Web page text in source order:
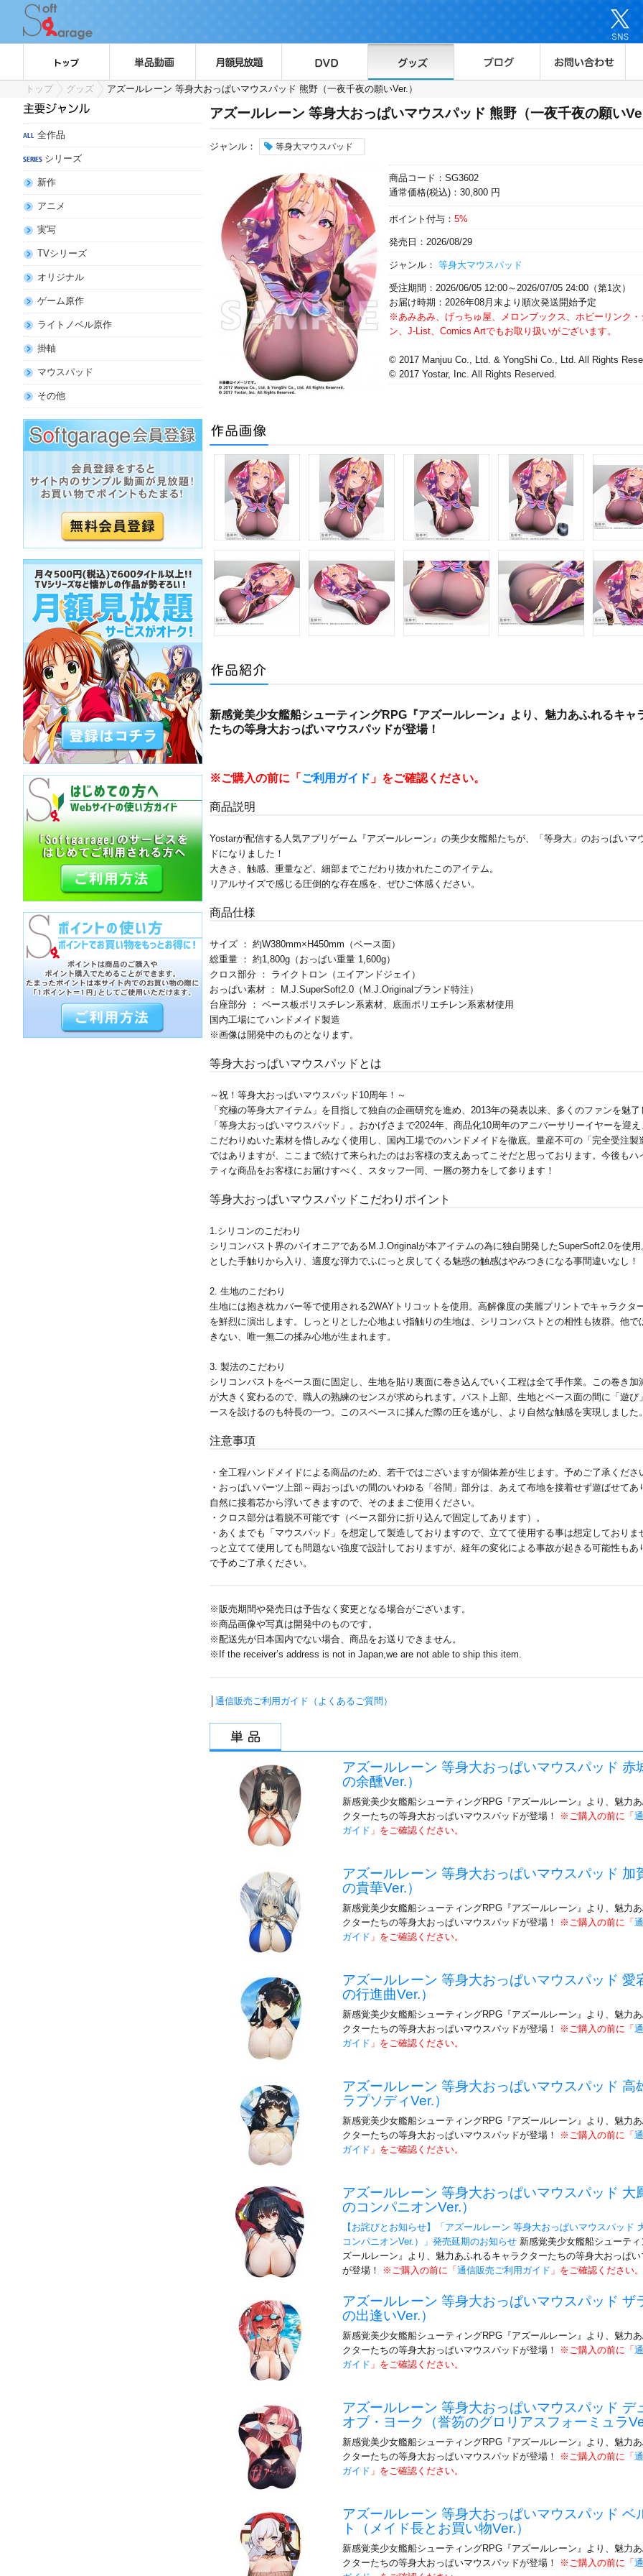
トップ グッズ アズールレーン 等身大おっぱいマウスパッド 熊野（一夜千夜の願いVer.）
全作品
シリーズ
新作
アニメ
実写
TVシリーズ
オリジナル
ゲーム原作
ライトノベル原作
掛軸
マウスパッド
その他
アズールレーン 等身大おっぱいマウスパッド 熊野（一夜千夜の願い
ジャンル： 等身大マウスパッド
商品コード：SG3602
通常価格(税込)：30,800 円
ポイント付与： 5%
発売日：2026/08/29
ジャンル： 等身大マウスパッド
受注期間：2026/06/05 12:00～2026/07/05 24:00（第1次）
お届け時期：2026年08月末より順次発送開始予定
※あみあみ、げっちゅ屋、メロンブックス、ホビーリンク・
ン、J-List、Comics Artでもお取り扱いがございます。
© 2017 Manjuu Co., Ltd. & YongShi Co., Ltd. All Rights
© 2017 Yostar, Inc. All Rights Reserved.
新感覚美少女艦船シューティングRPG『アズールレーン』より、魅力あふれるキャ
たちの等身大おっぱいマウスパッドが登場！
※ご購入の前に「 ご利用ガイド 」をご確認ください。
商品説明
Yostarが配信する人気アプリゲーム『アズールレーン』の美少女艦船たちが、「等身大」のおっぱいマ
ドになりました！
大きさ、触感、重量など、細部までこだわり抜かれたこのアイテム。
リアルサイズで感じる圧倒的な存在感を、ぜひご体感ください。
商品仕様
サイズ ： 約W380mm×H450mm（ベース面）
総重量 ： 約1,800g（おっぱい重量 1,600g）
クロス部分 ： ライクトロン（エイアンドジェイ）
おっぱい素材 ： M.J.SuperSoft2.0（M.J.Originalブランド特注）
台座部分 ： ベース板ポリスチレン系素材、底面ポリエチレン系素材使用
国内工場にてハンドメイド製造
※画像は開発中のものとなります。
等身大おっぱいマウスパッドとは
～祝！等身大おっぱいマウスパッド10周年！～
「究極の等身大アイテム」を目指して独自の企画研究を進め、2013年の発表以来、多くのファンを魅了
「等身大おっぱいマウスパッド」。おかげさまで2024年、商品化10周年のアニバーサリーイヤーを迎え
こだわりぬいた素材を惜しみなく使用し、国内工場でのハンドメイドを徹底。量産不可の「完全受注製
ではありますが、ここまで続けて来られたのはお客様の支えあってこそだと思っております。今後もハ
ティな商品をお客様にお届けすべく、スタッフ一同、一層の努力をして参ります！
等身大おっぱいマウスパッドこだわりポイント
1.シリコンのこだわり
シリコンバスト界のパイオニアであるM.J.Originalが本アイテムの為に独自開発したSuperSoft2.0を使用
とした手触りから入り、適度な弾力でふにっと戻してくる魅惑の触感はやみつきになる事間違いなし！
2. 生地のこだわり
生地には抱き枕カバー等で使用される2WAYトリコットを使用。高解像度の美麗プリントでキャラクタ
を鮮烈に演出します。しっとりとした心地よい指触りの生地は、シリコンバストとの相性も抜群。他で
きない、唯一無二の揉み心地が生まれます。
3. 製法のこだわり
シリコンバストをベース面に固定し、生地を貼り裏面に巻き込んでいく工程は全て手作業。この巻き加
が大きく変わるので、職人の熟練のセンスが求められます。バスト上部、生地とベース面の間に「遊び
ースを設けるのも特長の一つ。このスペースに揉んだ際の圧を逃がし、より自然な触感を実現しました。
注意事項
・全工程ハンドメイドによる商品のため、若干ではございますが個体差が生じます。予めご了承くださ
・おっぱいパーツ上部～両おっぱいの間のいわゆる「谷間」部分は、あえて布地を接着せず遊ばせてあ
自然に接着芯から浮いてきますので、そのままご使用ください。
・クロス部分は着脱不可能です（ベース部分に折り込んで固定してあります）。
・あくまでも「マウスパッド」を想定して製造しておりますので、立てて使用する事は想定しておりま
っと立てて使用しても問題ない強度で設計しておりますが、経年の変化による事故が起きる可能性もあ
で予めご了承ください。
※販売期間や発売日は予告なく変更となる場合がございます。
※商品画像や写真は開発中のものです。
※配送先が日本国内でない場合、商品をお送りできません。
※If the receiver’s address is not in Japan,we are not able to ship this item.
通信販売ご利用ガイド（よくあるご質問）
アズールレーン 等身大おっぱいマウスパッド 赤
の余醺Ver.）
新感覚美少女艦船シューティングRPG『アズールレーン』より、魅力
クターたちの等身大おっぱいマウスパッドが登場！
※ご購入の前に「
ガイド 」をご確認ください。
アズールレーン 等身大おっぱいマウスパッド 加
の貴華Ver.）
新感覚美少女艦船シューティングRPG『アズールレーン』より、魅力
クターたちの等身大おっぱいマウスパッドが登場！
※ご購入の前に「
ガイド 」をご確認ください。
アズールレーン 等身大おっぱいマウスパッド 愛
の行進曲Ver.）
新感覚美少女艦船シューティングRPG『アズールレーン』より、魅力
クターたちの等身大おっぱいマウスパッドが登場！
※ご購入の前に「
ガイド 」をご確認ください。
アズールレーン 等身大おっぱいマウスパッド 高
ラプソディVer.）
新感覚美少女艦船シューティングRPG『アズールレーン』より、魅力
クターたちの等身大おっぱいマウスパッドが登場！
※ご購入の前に「
ガイド 」をご確認ください。
アズールレーン 等身大おっぱいマウスパッド 大
のコンパニオンVer.）
【お詫びとお知らせ】「アズールレーン 等身大おっぱいマウスパッド
コンパニオンVer.）」発売延期のお知らせ 新感覚美少女艦船シューテ
ズールレーン』より、魅力あふれるキャラクターたちの等身大おっぱ
が登場！
※ご購入の前に「 通信販売ご利用ガイド 」をご確認ください。
アズールレーン 等身大おっぱいマウスパッド ザ
の出逢いVer.）
新感覚美少女艦船シューティングRPG『アズールレーン』より、魅力
クターたちの等身大おっぱいマウスパッドが登場！
※ご購入の前に「
ガイド 」をご確認ください。
アズールレーン 等身大おっぱいマウスパッド デ
オブ・ヨーク（誉笏のグロリアスフォーミュラ
新感覚美少女艦船シューティングRPG『アズールレーン』より、魅力
クターたちの等身大おっぱいマウスパッドが登場！
※ご購入の前に「
ガイド 」をご確認ください。
アズールレーン 等身大おっぱいマウスパッド ベ
ト（メイド長とお買い物Ver.）
新感覚美少女艦船シューティングRPG『アズールレーン』より、魅力
クターたちの等身大おっぱいマウスパッドが登場！
※ご購入の前に「